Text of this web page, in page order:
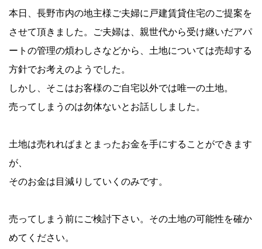
本日、長野市内の地主様ご夫婦に 戸建賃貸住宅のご提案を
させて頂きました。ご夫婦は、親世代から受け継いだアパ
ートの管理の煩わしさなどから、土地については売却する
方針でお考えのようでした。
しかし、そこはお客様のご自宅以外では唯一の土地。
売ってしまうのは勿体ないとお話ししました。
土地は売れればまとまったお金を手にすることができます
が、
そのお金は目減りしていくのみです。
売ってしまう前にご検討下さい。その土地の可能性を確か
めてください。